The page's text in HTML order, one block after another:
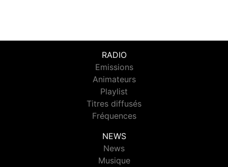
RADIO
Emissions
Animateurs
Playlist
Titres diffusés
Fréquences
NEWS
News
Musique